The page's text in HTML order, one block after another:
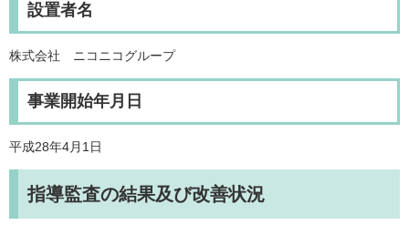
設置者名
株式会社 ニコニコグループ
事業開始年月日
平成28年4月1日
指導監査の結果及び改善状況